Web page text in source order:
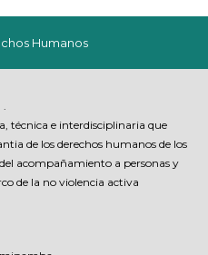
Humanos
técnica e interdisciplinaria que
de los derechos humanos de los
acompañamiento a personas y
de la no violencia activa